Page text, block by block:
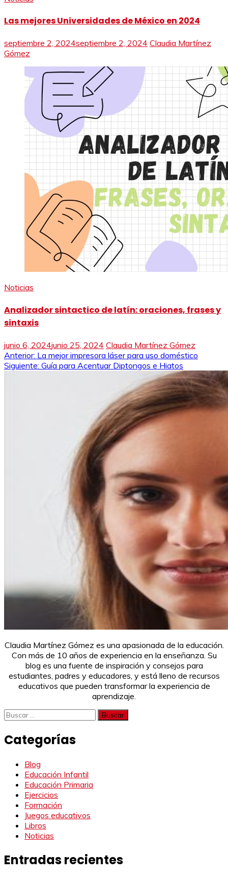
Las mejores Universidades de México en 2024
septiembre 2, 2024septiembre 2, 2024 Claudia Martínez
Gómez
Noticias
Analizador sintactico de latín: oraciones, frases y
sintaxis
junio 6, 2024junio 25, 2024 Claudia Martínez Gómez
Navegación
de
Anterior: La mejor impresora láser para uso doméstico
Siguiente: Guía para Acentuar Diptongos e Hiatos
Claudia Martínez Gómez es una apasionada de la educación.
Con más de 10 años de experiencia en la enseñanza. Su
blog es una fuente de inspiración y consejos para
estudiantes, padres y educadores, y está lleno de recursos
educativos que pueden transformar la experiencia de
aprendizaje.
Buscar:
Categorías
Blog
Educación Infantil
Educación Primaria
Ejercicios
Formación
Juegos educativos
Libros
Noticias
Entradas recientes